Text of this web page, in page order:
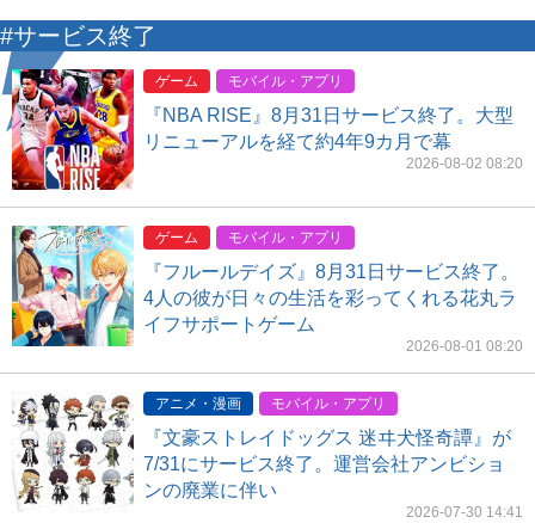
#サービス終了
ゲーム モバイル・アプリ
『NBA RISE』8月31日サービス終了。大型
リニューアルを経て約4年9カ月で幕
2026-08-02 08:20
ゲーム モバイル・アプリ
『フルールデイズ』8月31日サービス終了。
4人の彼が日々の生活を彩ってくれる花丸ラ
イフサポートゲーム
2026-08-01 08:20
アニメ・漫画 モバイル・アプリ
『文豪ストレイドッグス 迷ヰ犬怪奇譚』が
7/31にサービス終了。運営会社アンビショ
ンの廃業に伴い
2026-07-30 14:41